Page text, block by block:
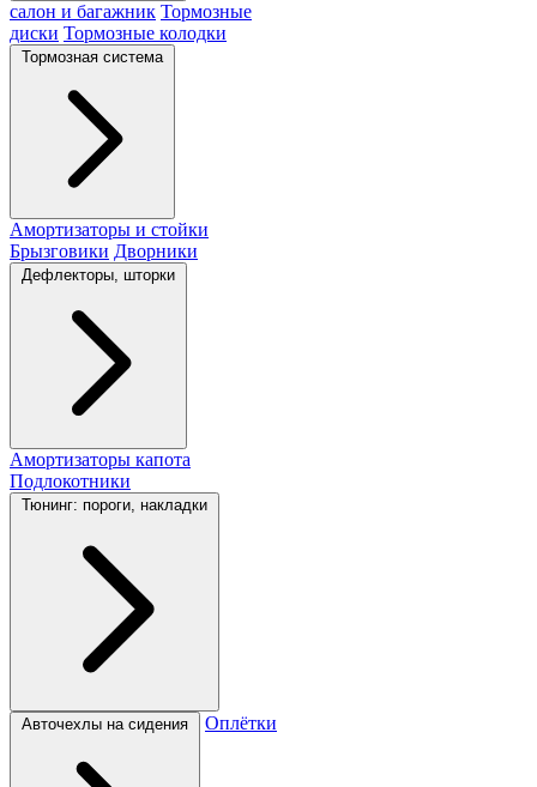
салон и багажник Тормозные
диски Тормозные колодки
Тормозная система
Амортизаторы и стойки
Брызговики Дворники
Дефлекторы, шторки
Амортизаторы капота
Подлокотники
Тюнинг: пороги, накладки
Авточехлы на сидения Оплётки